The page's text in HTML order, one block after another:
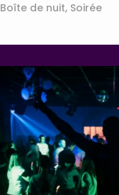
Boîte de nuit, Soirée